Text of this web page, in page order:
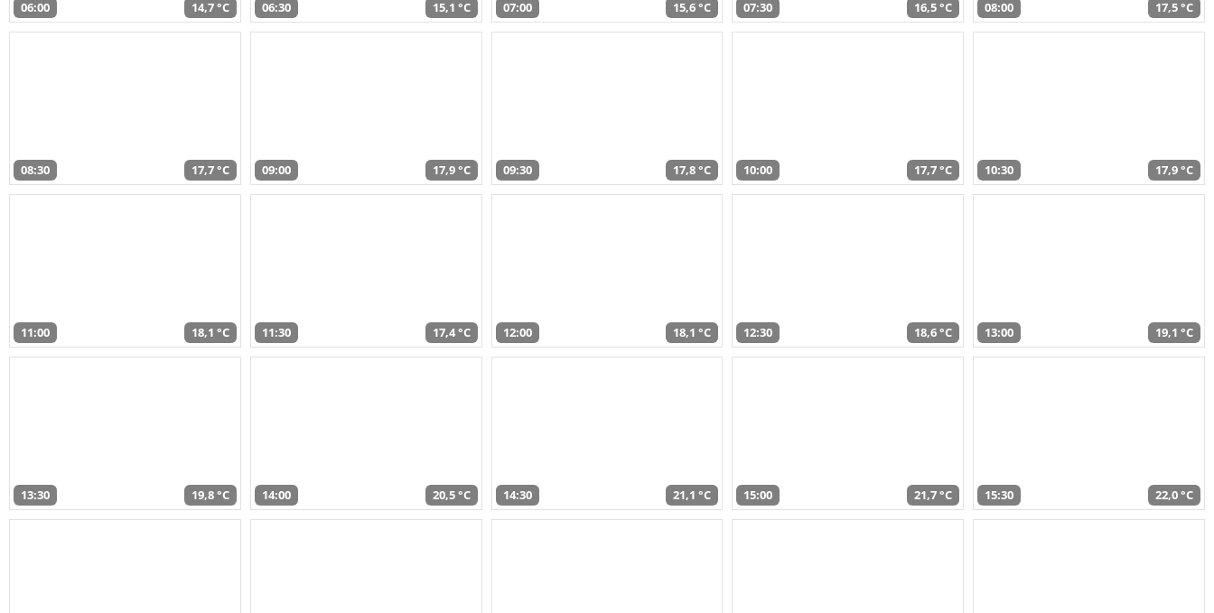
06:00 14,7 °C 06:30 15,1 °C 07:00 15,6 °C 07:30 16,5 °C 08:00 17,5 °C
08:30 17,7 °C 09:00 17,9 °C 09:30 17,8 °C 10:00 17,7 °C 10:30 17,9 °C
11:00 18,1 °C 11:30 17,4 °C 12:00 18,1 °C 12:30 18,6 °C 13:00 19,1 °C
13:30 19,8 °C 14:00 20,5 °C 14:30 21,1 °C 15:00 21,7 °C 15:30 22,0 °C